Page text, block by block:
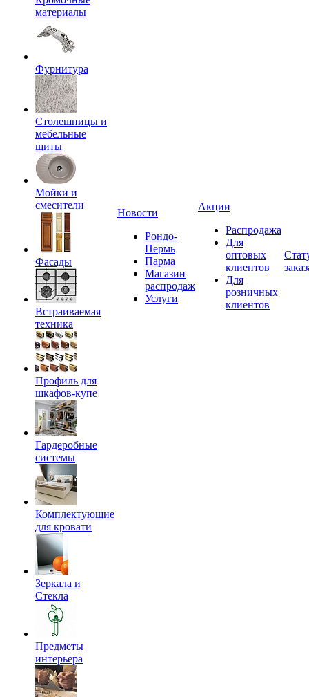
материалы
Фурнитура
Столешницы и
мебельные
щиты
Мойки и
смесители
Фасады
Встраиваемая
техника
Профиль для
шкафов-купе
Гардеробные
системы
Комплектующие
для кровати
Зеркала и
Стекла
Предметы
интерьера
Новости
Рондо-
Пермь
Парма
Магазин
распродаж
Услуги
Акции
Распродажа
Для
оптовых
клиентов
Для
розничных
клиентов